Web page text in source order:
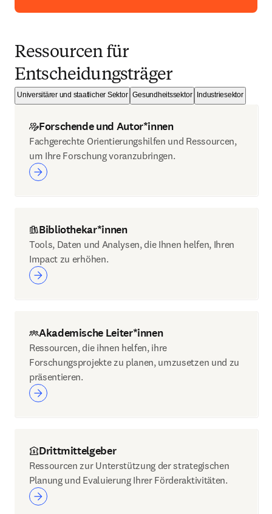
Ressourcen für
Entscheidungsträger
Universitärer und staatlicher Sektor Gesundheitssektor Industriesektor
Forschende und Autor*innen
Fachgerechte Orientierungshilfen und Ressourcen,
um Ihre Forschung voranzubringen.
Bibliothekar*innen
Tools, Daten und Analysen, die Ihnen helfen, Ihren
Impact zu erhöhen.
Akademische Leiter*innen
Ressourcen, die ihnen helfen, ihre
Forschungsprojekte zu planen, umzusetzen und zu
präsentieren.
Drittmittelgeber
Ressourcen zur Unterstützung der strategischen
Planung und Evaluierung Ihrer Förderaktivitäten.